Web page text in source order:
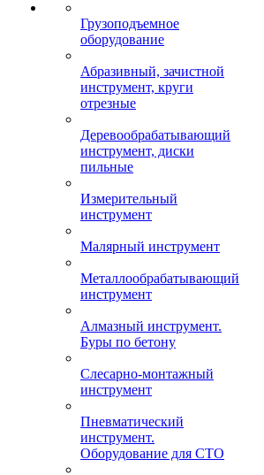
Грузоподъемное
оборудование
Абразивный, зачистной
инструмент, круги
отрезные
Деревообрабатывающий
инструмент, диски
пильные
Измерительный
инструмент
Малярный инструмент
Металлообрабатывающий
инструмент
Алмазный инструмент.
Буры по бетону
Слесарно-монтажный
инструмент
Пневматический
инструмент.
Оборудование для СТО